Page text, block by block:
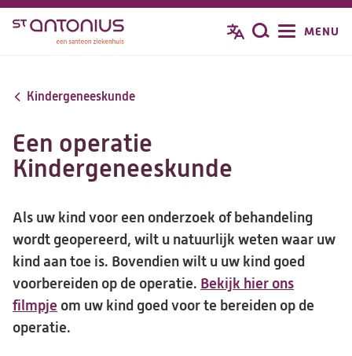
Overslaan
inhoud
Zoeken
MENU
Kindergeneeskunde
Een operatie
Kindergeneeskunde
Als uw kind voor een onderzoek of behandeling
wordt geopereerd, wilt u natuurlijk weten waar uw
kind aan toe is. Bovendien wilt u uw kind goed
voorbereiden op de operatie. Bekijk hier ons
filmpje (opent
in
om uw kind goed voor te bereiden op de
operatie.